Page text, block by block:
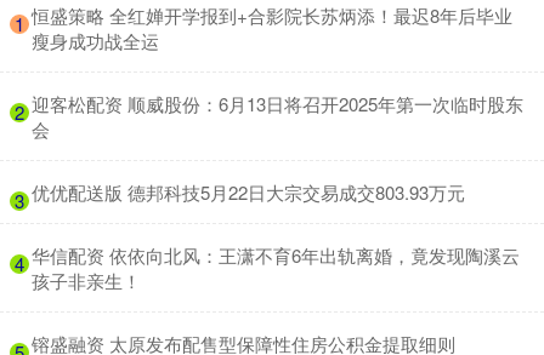
1 ​恒盛策略 全红婵开学报到+合影院长苏炳添！最迟8年后毕业
瘦身成功战全运
2 ​迎客松配资 顺威股份：6月13日将召开2025年第一次临时股东
会
3 ​优优配送版 德邦科技5月22日大宗交易成交803.93万元
4 ​华信配资 依依向北风：王潇不育6年出轨离婚，竟发现陶溪云
孩子非亲生！
​镕盛融资 太原发布配售型保障性住房公积金提取细则